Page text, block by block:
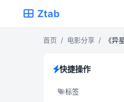
Ztab
首页 / 电影分享 / 《异
快捷操作
标签